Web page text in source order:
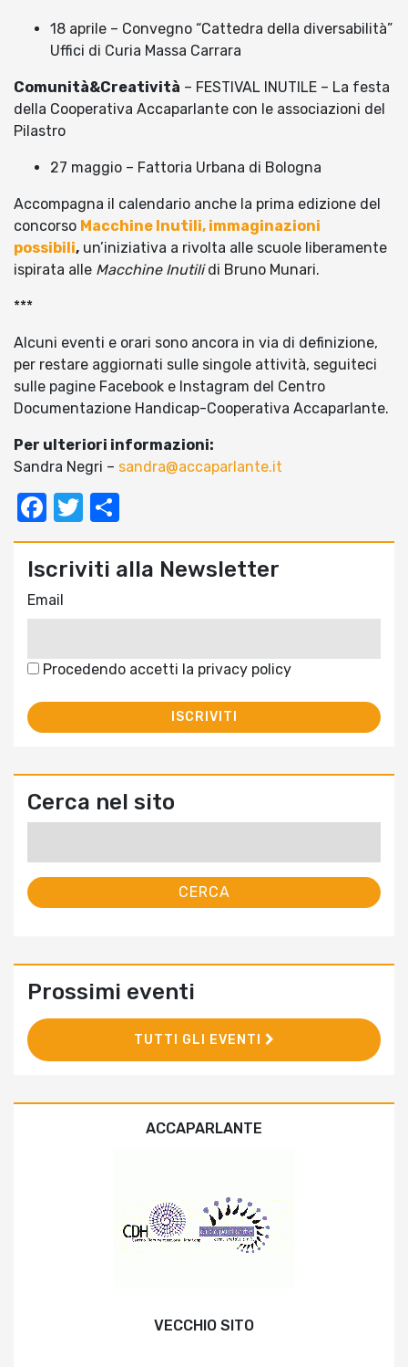
18 aprile – Convegno “Cattedra della diversabilità”
Uffici di Curia Massa Carrara
Comunità&Creatività – FESTIVAL INUTILE – La festa
della Cooperativa Accaparlante con le associazioni del
Pilastro
27 maggio – Fattoria Urbana di Bologna
Accompagna il calendario anche la prima edizione del
concorso Macchine Inutili, immaginazioni
possibili, un’iniziativa a rivolta alle scuole liberamente
ispirata alle Macchine Inutilidi Bruno Munari.
***
Alcuni eventi e orari sono ancora in via di definizione,
per restare aggiornati sulle singole attività, seguiteci
sulle pagine Facebook e Instagram del Centro
Documentazione Handicap-Cooperativa Accaparlante.
Per ulteriori informazioni:
Sandra Negri – sandra@accaparlante.it
Facebook
Twitter
Iscriviti alla Newsletter
Email
Procedendo accetti la privacy policy
Cerca nel sito
Prossimi eventi
TUTTI GLI EVENTI
ACCAPARLANTE
VECCHIO SITO